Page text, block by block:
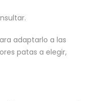
adaptarlo a las
patas a elegir,